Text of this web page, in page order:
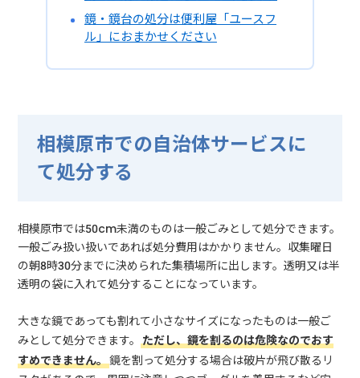
鏡・鏡台の処分は便利屋「ユースフ
ル」におまかせください
相模原市での自治体サービスに
て処分する
相模原市では50cm未満のものは一般ごみとして処分できます。
一般ごみ扱い扱いであれば処分費用はかかりません。収集曜日
の朝8時30分までに決められた集積場所に出します。透明又は半
透明の袋に入れて処分することになっています。
大きな鏡であっても割れて小さなサイズになったものは一般ご
みとして処分できます。ただし、鏡を割るのは危険なのでおす
すめできません。鏡を割って処分する場合は破片が飛び散るリ